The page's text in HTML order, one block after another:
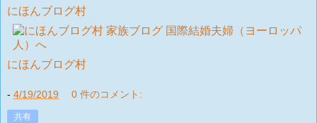
にほんブログ村
にほんブログ村
- 4/19/2019 0 件のコメント:
共有